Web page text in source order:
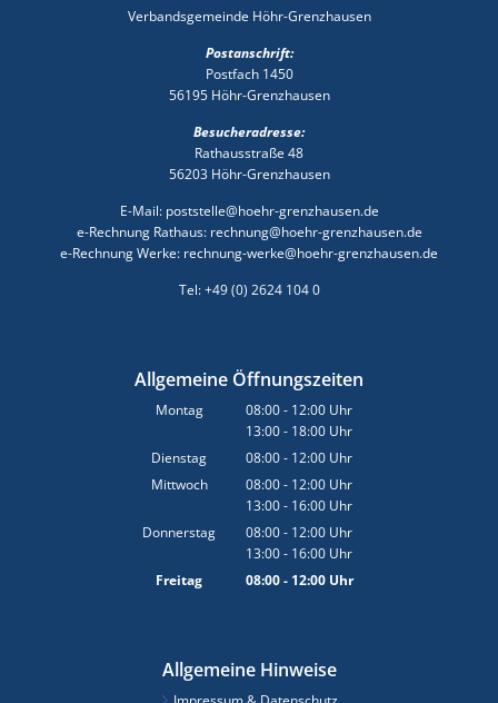
Verbandsgemeinde Höhr-Grenzhausen
Postanschrift:
Postfach 1450
56195 Höhr-Grenzhausen
Besucheradresse:
Rathausstraße 48
56203 Höhr-Grenzhausen
E-Mail: poststelle@hoehr-grenzhausen.de
e-Rechnung Rathaus: rechnung@hoehr-grenzhausen.de
e-Rechnung Werke: rechnung-werke@hoehr-grenzhausen.de
Tel: +49 (0) 2624 104 0
Allgemeine Öffnungszeiten
Montag 08:00- 12:00 Uhr
Von 08:00 bis 12:00 Uhr
13:00- 18:00 Uhr
Von 13:00 bis 18:00 Uhr
Dienstag 08:00- 12:00 Uhr
Von 08:00 bis 12:00 Uhr
Mittwoch 08:00- 12:00 Uhr
Von 08:00 bis 12:00 Uhr
13:00- 16:00 Uhr
Von 13:00 bis 16:00 Uhr
Donnerstag 08:00- 12:00 Uhr
Von 08:00 bis 12:00 Uhr
13:00- 16:00 Uhr
Von 13:00 bis 16:00 Uhr
Freitag 08:00- 12:00Uhr
Allgemeine Hinweise